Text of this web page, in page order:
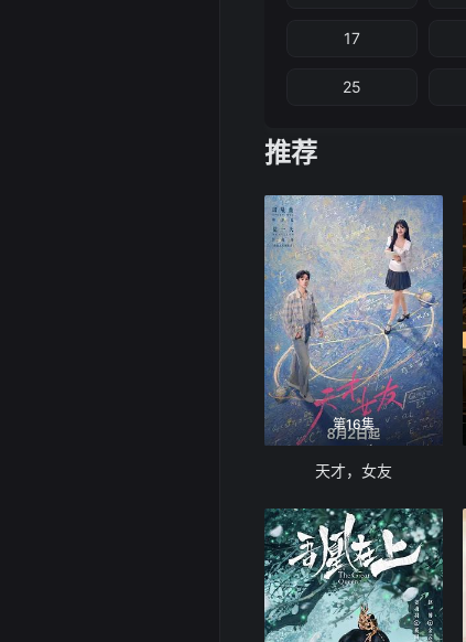
17
25
推荐
第16集
天才，女友